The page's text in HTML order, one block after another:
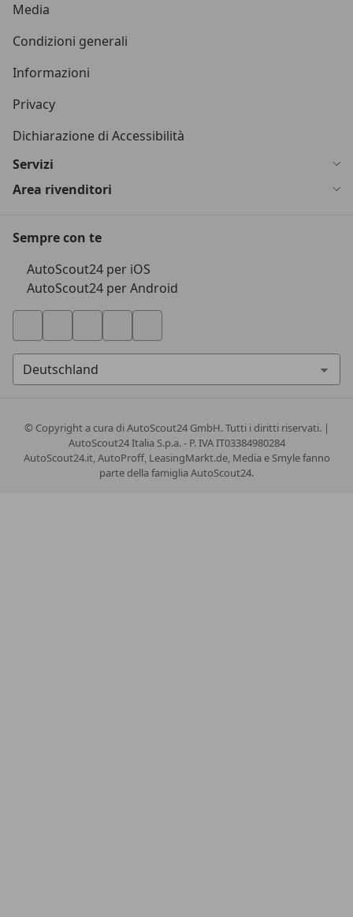
Media
Condizioni generali
Informazioni
Privacy
Dichiarazione di Accessibilità
Servizi
Area rivenditori
Sempre con te
AutoScout24 per iOS
AutoScout24 per Android
© Copyrighta cura di AutoScout24 GmbH. Tutti i diritti riservati. |
AutoScout24 Italia S.p.a. - P. IVA IT03384980284
AutoScout24.it, AutoProff, LeasingMarkt.de, Media e Smyle fanno
parte della famiglia AutoScout24.